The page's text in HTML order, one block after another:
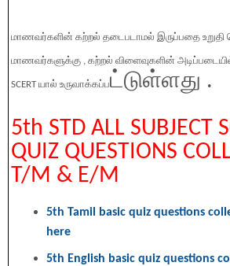
மாணவர்களின் கற்றல் தடைபடாமல் இருப்பதை உறுதி
மாணவர்களுக்கு , கற்றல் விளைவுகளின்
SCERT யால் உருவாக்கப்பட்டுள்ளது .
5th STD ALL SUBJECT
QUIZ QUESTIONS
T/M & E/M
5th Tamil basic quiz questions
here
5th English basic quiz questions